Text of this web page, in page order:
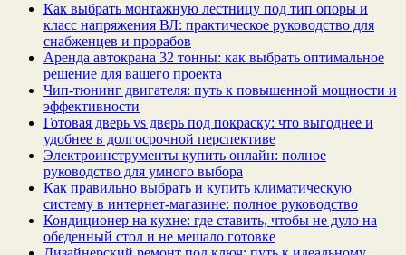
Как выбрать монтажную лестницу под тип опоры и
класс напряжения ВЛ: практическое руководство для
снабженцев и прорабов
Аренда автокрана 32 тонны: как выбрать оптимальное
решение для вашего проекта
Чип‑тюнинг двигателя: путь к повышенной мощности и
эффективности
Готовая дверь vs дверь под покраску: что выгоднее и
удобнее в долгосрочной перспективе
Электроинструменты купить онлайн: полное
руководство для умного выбора
Как правильно выбрать и купить климатическую
систему в интернет‑магазине: полное руководство
Кондиционер на кухне: где ставить, чтобы не дуло на
обеденный стол и не мешало готовке